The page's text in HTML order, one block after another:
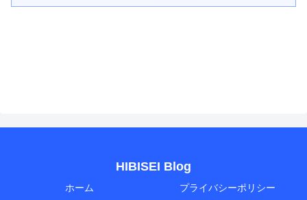
HIBISEI Blog
ホーム プライバシーポリシー